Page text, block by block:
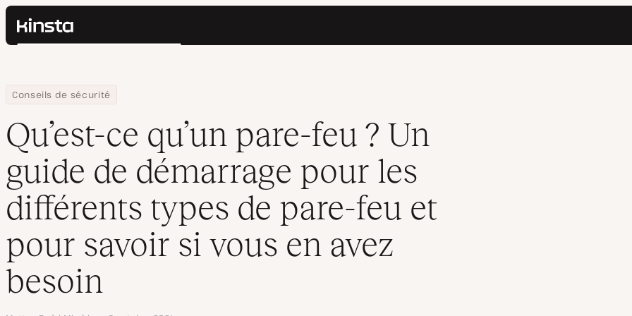
Kinsta®
Prix
Contact
Rechercher
Home
Centre de ressources
Blog
Conseils de sécurité
Qu’est-ce qu’un pare-feu ? Un guide de démarrage pour les différents types de pare-feu et pour savoir si vous en avez besoin
Qu’est-ce qu’un pare-feu ? Un
guide de démarrage pour les
différents types de pare-feu et
pour savoir si vous en avez
besoin